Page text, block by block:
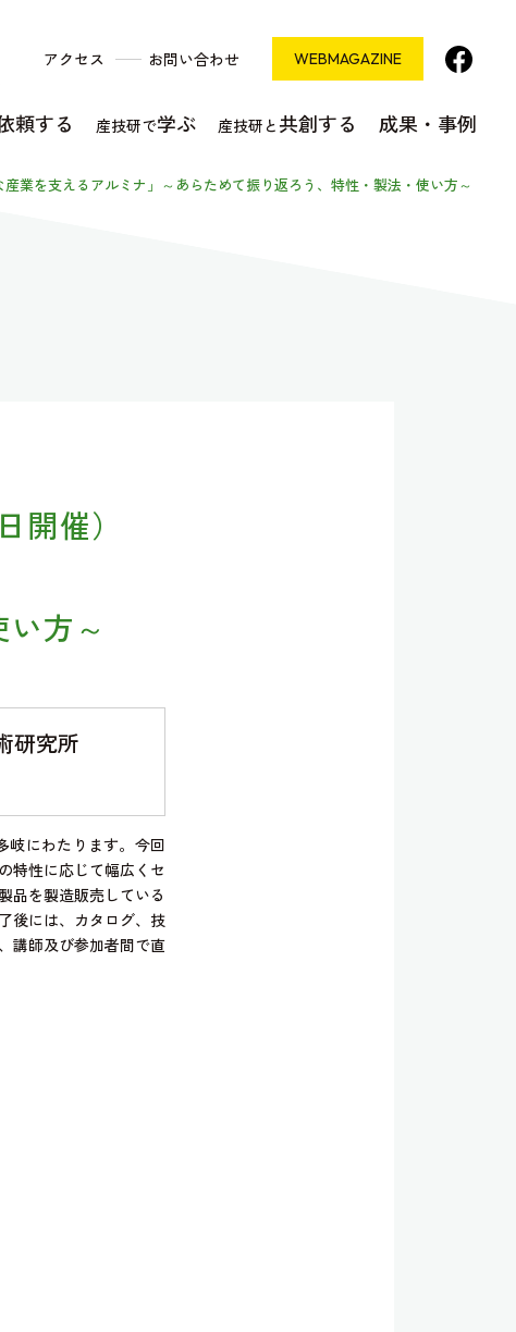
アクセス お問い合わせ WEBMAGAZINE
頼する 産技研で学ぶ 産技研と 共創する 成果・事例
業を支えるアルミナ」～あらためて振り返ろう、特性・製法・使い方～
催）
方～
研究所
岐にわたります。今回
特性に応じて幅広くセ
品を製造販売している
後には、カタログ、技
講師及び参加者間で直